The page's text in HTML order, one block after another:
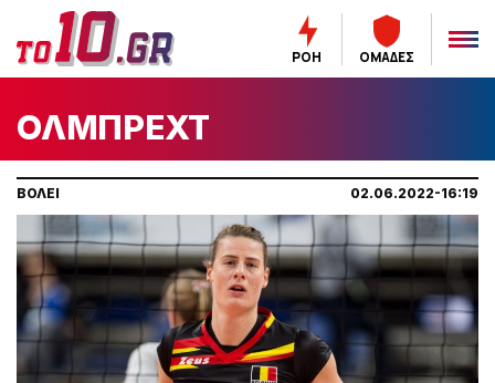
ΡΟΗ ΟΜΑΔΕΣ
ΟΛΜΠΡΕΧΤ
ΒΟΛΕΙ 02.06.2022-16:19